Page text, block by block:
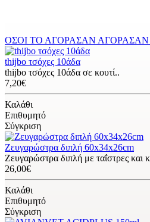
ΟΣΟΙ ΤΟ ΑΓΟΡΑΣΑΝ ΑΓΟΡΑΣΑΝ
thijbo τσόχες 10άδα
thijbo τσόχες 10άδα σε κουτί..
7,20€
Καλάθι
Επιθυμητό
Σύγκριση
Zευγαρώστρα διπλή 60x34x26cm
Zευγαρώστρα διπλή με ταΐστρες και
26,00€
Καλάθι
Επιθυμητό
Σύγκριση